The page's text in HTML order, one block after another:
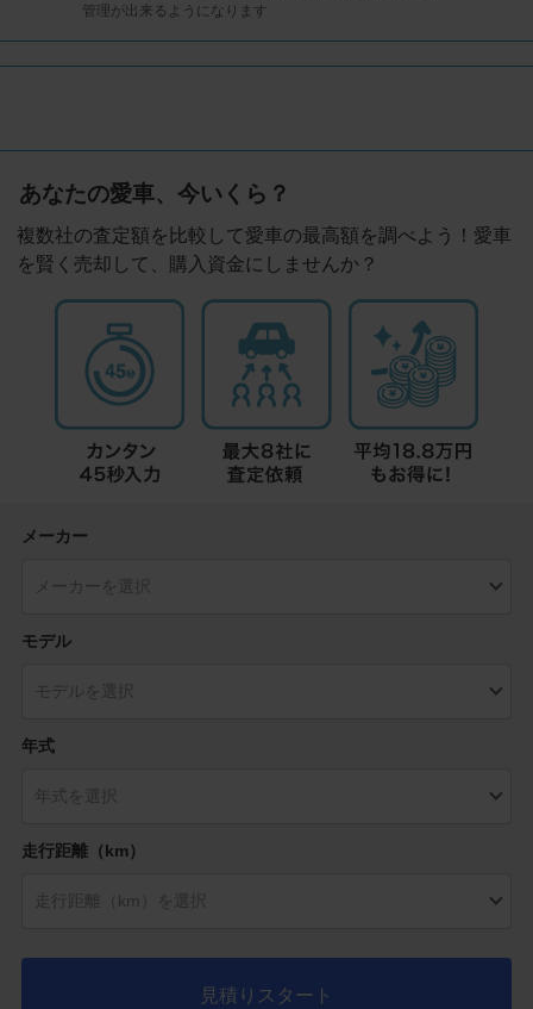
管理が出来るようになります
あなたの愛車、今いくら？
複数社の査定額を比較して愛車の最高額を調べよう！愛車
を賢く売却して、購入資金にしませんか？
メーカー
モデル
年式
走行距離（km）
見積りスタート